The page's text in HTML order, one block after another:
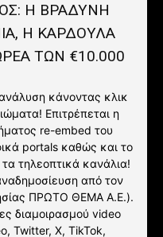
Η ΒΡΑΔΥΝΗ
Η ΚΑΡΔΟΥΛΑ
ΤΩΝ €10.000
κάνοντας κλικ
Επιτρέπεται η
re-embed του
portals καθώς και το
τηλεοπτικά κανάλια!
από τον
ΠΡΩΤΟ ΘΕΜΑ A.E.).
διαμοιρασμού video
Twitter, X, TikTok,